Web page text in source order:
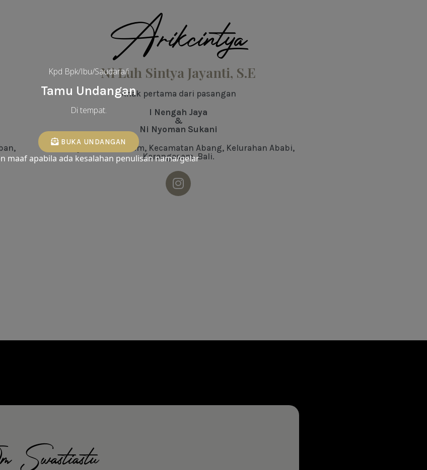
Arikcintya
Ni Luh Sintya Jayanti, S.E
Anak pertama dari pasangan
I Nengah Jaya
&
Ni Nyoman Sukani
Banjar Dinas Kuhum, Kecamatan Abang, Kelurahan Ababi,
Karangasem, Bali.
Swastiastu
Kpd Bpk/Ibu/Saudara/i
Tamu Undangan
Di tempat.
BUKA UNDANGAN
maaf apabila ada kesalahan penulisan nama/gelar